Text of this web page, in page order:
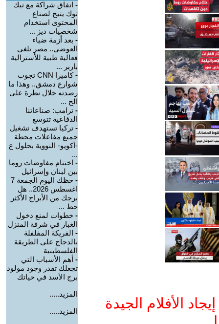
الأفلام الجيدة
- اتفاق شراكة مع تيك
توك يتيح لصناع
المحتوى استخدام
شخصيات ديز ...
- بعد أزمة ضياء
العوضي.. مصر تلغي
فعالية طبية للأسترالية
باربر ...
-
كاميرا CNN تجوب
شوارع دمشق.. وهذا ما
رصدته خلال نظرة على
الح ...
- ترامب: صناعاتنا
الدفاعية تتوسع
- تركيا تستهدف تشغيل
جميع مفاعلات محطة
-أكويو- النووية بحلول ع
...
- اختتام مفاوضات روما
بين لبنان وإسرائيل
-
حظك اليوم الجمعة 7
اغسطس 2026.. هل
برجك من الأبراج الأكثر
حظ ...
- خطوات لمنع دخول
الغبار في شرفة المنزل
- الفريكة المفلفلة
بالدجاج على الطريقة
الفلسطينية
- أهم الأسباب التي
تجعلك تقدر وجود مولود
برج الأسد في حياتك
المزيد.....
المزيد.....